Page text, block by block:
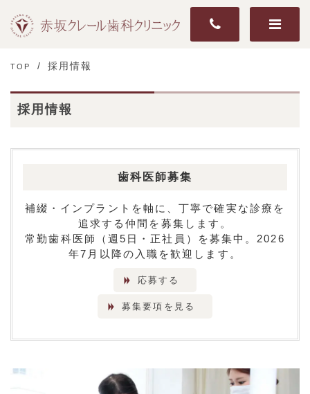
TOP 採用情報
採用情報
歯科医師募集
補綴・インプラントを軸に、丁寧で確実な診療を
追求する仲間を募集します。
常勤歯科医師（週5日・正社員）を募集中。2026
年7月以降の入職を歓迎します。
応募する
募集要項を見る